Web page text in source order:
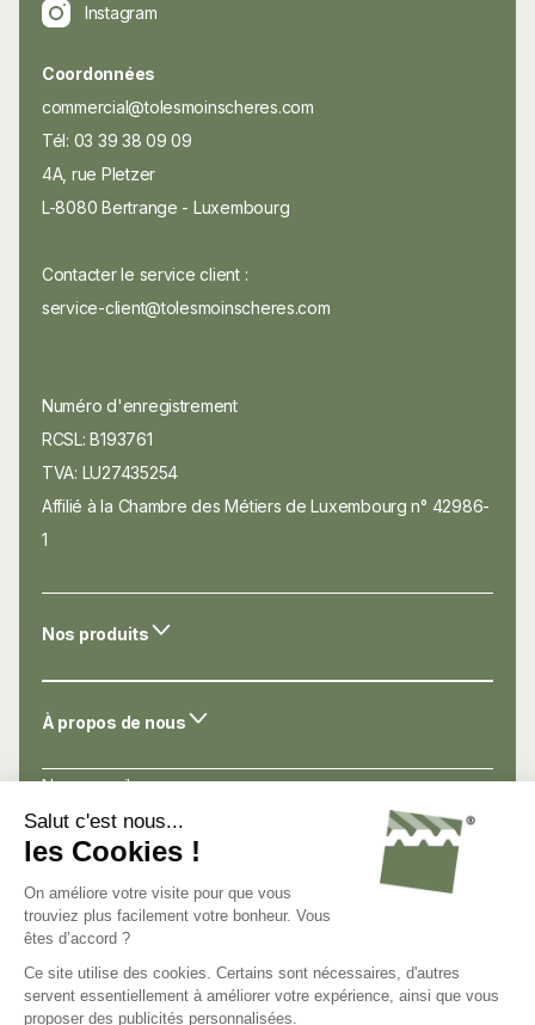
Instagram
Coordonnées
commercial@tolesmoinscheres.com
Tél: 03 39 38 09 09
4A, rue Pletzer
L-8080 Bertrange - Luxembourg
Contacter le service client :
service-client@tolesmoinscheres.com
Numéro d'enregistrement
RCSL: B193761
TVA: LU27435254
Affilié à la Chambre des Métiers de Luxembourg n° 42986-
1
À propos de nous
Nos conseils
Nos atouts
Avis de nos clients
Nous connaître
Nous contacter
C.G.V.
Mentions légales
Nos produits